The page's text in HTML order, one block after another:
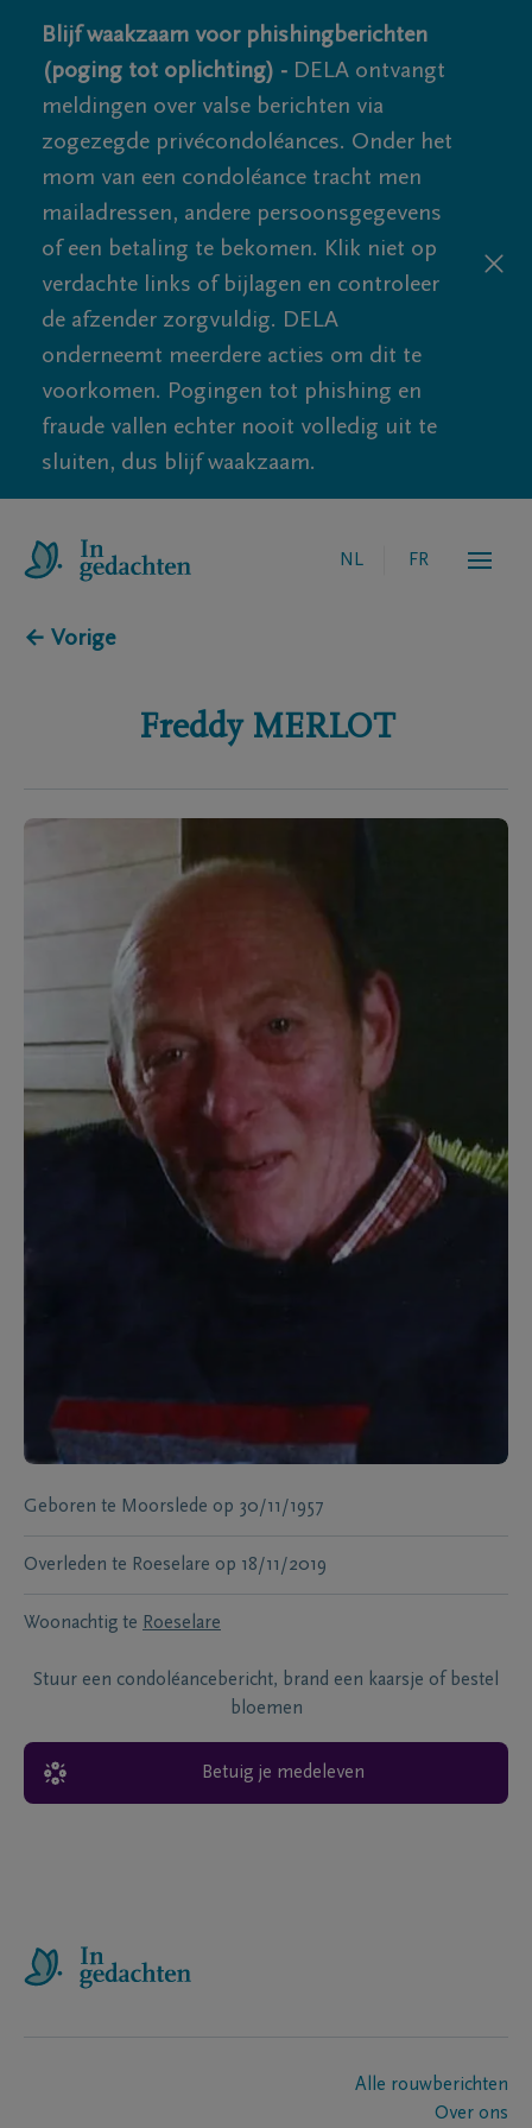
Blijf waakzaam voor phishingberichten
(poging tot oplichting) - DELA ontvangt
meldingen over valse berichten via
zogezegde privécondoléances. Onder het
mom van een condoléance tracht men
mailadressen, andere persoonsgegevens
of een betaling te bekomen. Klik niet op
verdachte links of bijlagen en controleer
de afzender zorgvuldig. DELA
onderneemt meerdere acties om dit te
voorkomen. Pogingen tot phishing en
fraude vallen echter nooit volledig uit te
sluiten, dus blijf waakzaam.
NL FR
← Vorige
Freddy MERLOT
Geboren te Moorslede op 30/11/1957
Overleden te Roeselare op 18/11/2019
Woonachtig te Roeselare
Stuur een condoléancebericht, brand een kaarsje of bestel
bloemen
Betuig je medeleven
Alle rouwberichten
Over ons